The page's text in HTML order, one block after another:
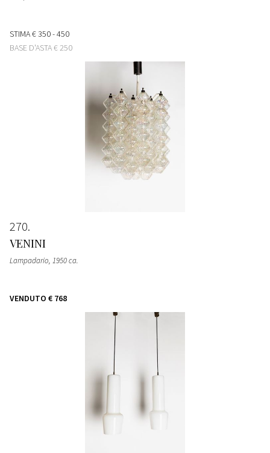
STIMA€ 350 - 450
BASE D'ASTA€ 250
270
VENINI
Lampadario, 1950 ca.
VENDUTO € 768